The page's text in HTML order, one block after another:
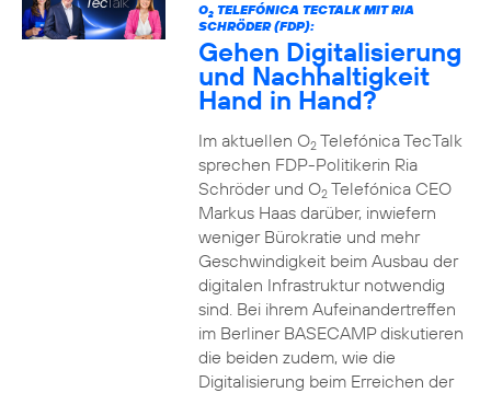
O2TELEFÓNICA TECTALK MIT RIA
SCHRÖDER (FDP):
Gehen Digitalisierung
und Nachhaltigkeit
Hand in Hand?
Im aktuellen O2Telefónica TecTalk
sprechen FDP-Politikerin Ria
Schröder und O2Telefónica CEO
Markus Haas darüber, inwiefern
weniger Bürokratie und mehr
Geschwindigkeit beim Ausbau der
digitalen Infrastruktur notwendig
sind. Bei ihrem Aufeinandertreffen
im Berliner BASECAMP diskutieren
die beiden zudem, wie die
Digitalisierung beim Erreichen der